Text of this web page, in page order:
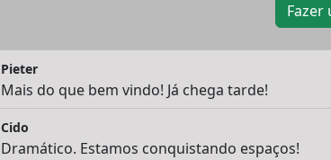
Fazer
Pieter
Mais do que bem vindo! Já chega tarde!
Cido
Dramático. Estamos conquistando espaços!